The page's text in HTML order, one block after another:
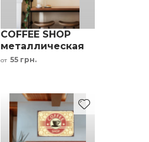
COFFEE SHOP
металлическая
табличка для
от 55 грн.